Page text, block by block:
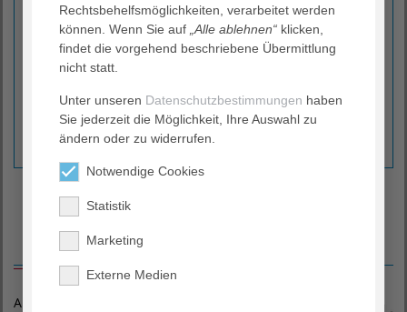
Art und Schwere der Erkrankung/Verletzung
Allgemeinzustand des Patienten
Auslastung des jeweils zuständigen Facharztes
Anzahl der freien Untersuchungszimmer
Nicht zu planende Stoßzeiten
Wir versuchen immer, die Wartezeiten für jeden
Patienten möglichst kurz zu halten.
Als Partnerklinik vom
Rechtsbehelfsmöglichkeiten, verarbeitet werden
können. Wenn Sie auf „Alle ablehnen“ klicken,
findet die vorgehend beschriebene Übermittlung
nicht statt.
Unter unseren Datenschutzbestimmungen haben
Sie jederzeit die Möglichkeit, Ihre Auswahl zu
ändern oder zu widerrufen.
Notwendige Cookies
Statistik
Marketing
Externe Medien